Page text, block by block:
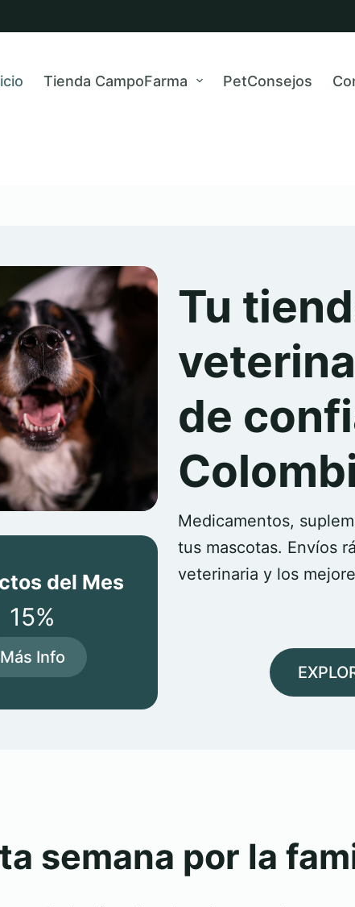
Tienda CampoFarma PetConsejos
del Mes
15%
Más Info
Tu
de
Medicamentos,
tus mascotas. Envíos
veterinaria y los
semana por la